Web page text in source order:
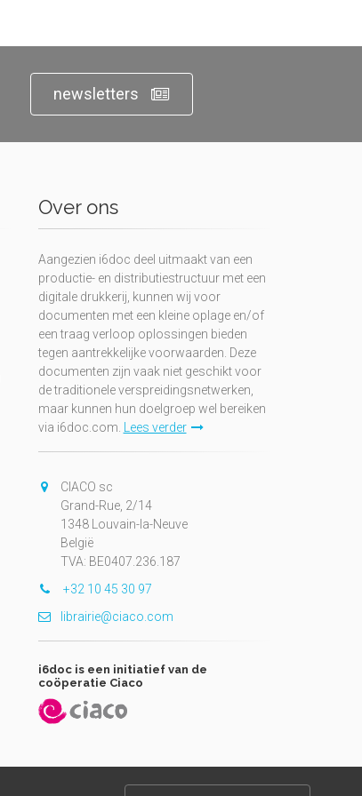
newsletters
Over ons
Aangezien i6doc deel uitmaakt van een
productie- en distributiestructuur met een
digitale drukkerij, kunnen wij voor
documenten met een kleine oplage en/of
een traag verloop oplossingen bieden
tegen aantrekkelijke voorwaarden. Deze
documenten zijn vaak niet geschikt voor
de traditionele verspreidingsnetwerken,
maar kunnen hun doelgroep wel bereiken
via i6doc.com. Lees verder
CIACO sc
Grand-Rue, 2/14
1348 Louvain-la-Neuve
België
TVA: BE0407.236.187
+32 10 45 30 97
librairie@ciaco.com
i6doc is een initiatief van de
coöperatie Ciaco